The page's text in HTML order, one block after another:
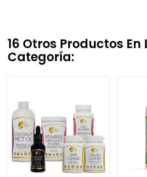
16 Otros Productos En
Categoría: